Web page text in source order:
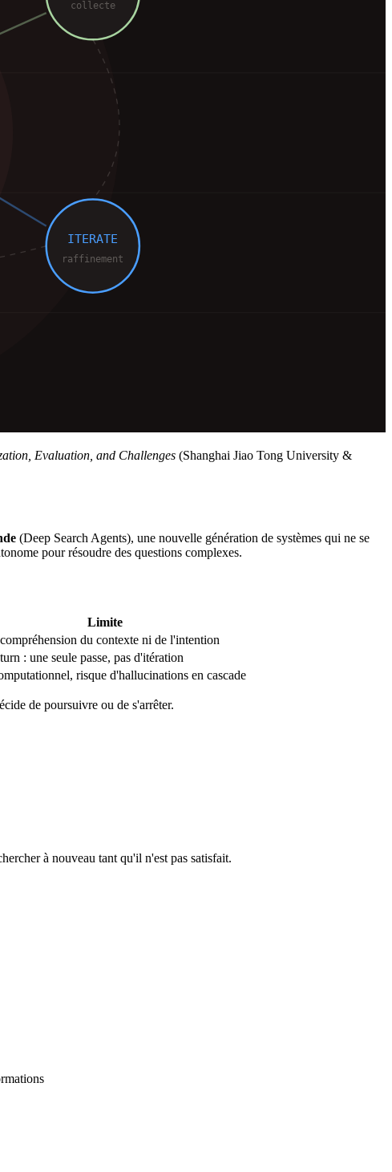
Evaluation, and Challenges (Shanghai Jiao Tong University &
(Deep Search Agents), une nouvelle génération de systèmes qui ne se
pour résoudre des questions complexes.
Limite
du contexte ni de l'intention
: une seule passe, pas d'itération
risque d'hallucinations en cascade
de poursuivre ou de s'arrêter.
à nouveau tant qu'il n'est pas satisfait.